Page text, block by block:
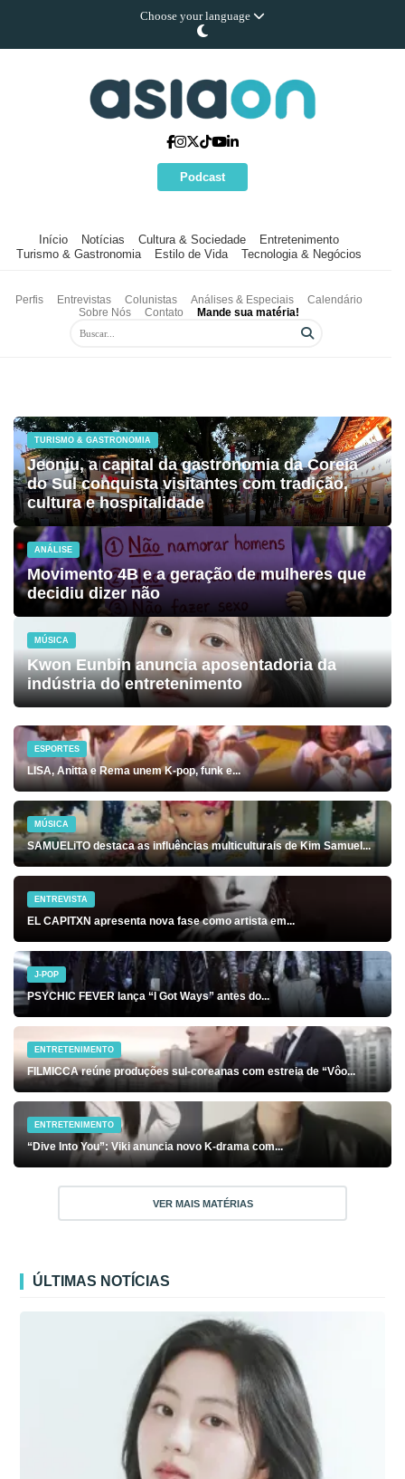
Choose your language
Podcast
Início Notícias Cultura & Sociedade
Entretenimento
Turismo & Gastronomia
Estilo de Vida Tecnologia & Negócios
Perfis Entrevistas Colunistas Análises & Especiais
Calendário
Sobre Nós
Contato Mande sua matéria!
TURISMO & GASTRONOMIA
Jeonju, a capital da gastronomia da Coreia
do Sul conquista visitantes com tradição,
cultura e hospitalidade
ANÁLISE
Movimento 4B e a geração de mulheres que
decidiu dizer não
MÚSICA
Kwon Eunbin anuncia aposentadoria da
indústria do entretenimento
ESPORTES
LISA, Anitta e Rema unem K-pop, funk e...
MÚSICA
SAMUELiTO destaca as influências multiculturais de Kim Samuel...
ENTREVISTA
EL CAPITXN apresenta nova fase como artista em...
J-POP
PSYCHIC FEVER lança “I Got Ways” antes do...
ENTRETENIMENTO
FILMICCA reúne produções sul-coreanas com estreia de “Vôo...
ENTRETENIMENTO
“Dive Into You”: Viki anuncia novo K-drama com...
VER MAIS MATÉRIAS
ÚLTIMAS NOTÍCIAS